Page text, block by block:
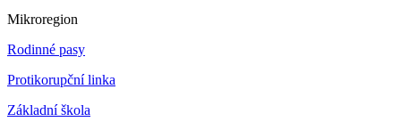
Mikroregion
Rodinné pasy
Protikorupční linka
Základní škola